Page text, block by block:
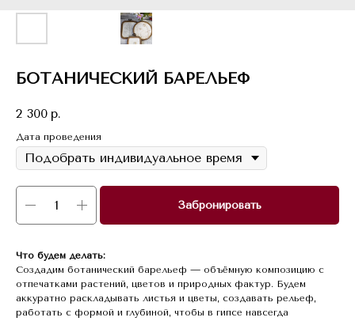
БОТАНИЧЕСКИЙ БАРЕЛЬЕФ
2 300 р.
Дата проведения
Забронировать
Что будем делать:
Создадим ботанический барельеф — объёмную композицию с
отпечатками растений, цветов и природных фактур. Будем
аккуратно раскладывать листья и цветы, создавать рельеф,
работать с формой и глубиной, чтобы в гипсе навсегда